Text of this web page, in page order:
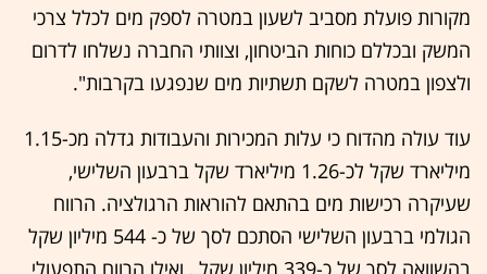
מקורות פועלת מסביב לשעון במטרה לספק מים לכלל צרכי
המשק ובכללם כוחות הביטחון, וצוותי החברה נשלחו לדרום
ולצפון במטרה לשקם תשתיות מים שנפגעו בקרבות".
עוד עולה מהדוח כי עלות המכירות והעבודות גדלה מכ-1.15
מיליארד שקל לכ-1.26 מיליארד שקל ברבעון השלישי,
שעיקרה רכישות מים בהתאם להוראות הרגולציה. הרווח
הגולמי ברבעון השלישי הסתכם לסך של כ- 544 מיליון שקל